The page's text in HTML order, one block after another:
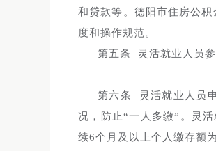
和贷款等。德阳市住房公
度和操作规范。
第五条 灵活就业人员参
第六条 灵活就业人员
况，防止“一人多缴”。灵
续6个月及以上个人缴存额